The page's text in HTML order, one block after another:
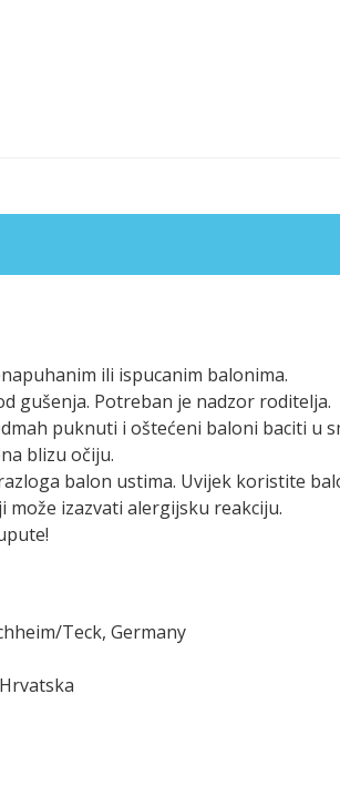
ili ispucanim balonima.
gušenja. Potreban je nadzor roditelja.
puknuti i oštećeni baloni baciti u
blizu očiju.
balon ustima. Uvijek koristite
izazvati alergijsku reakciju.
Teck, Germany